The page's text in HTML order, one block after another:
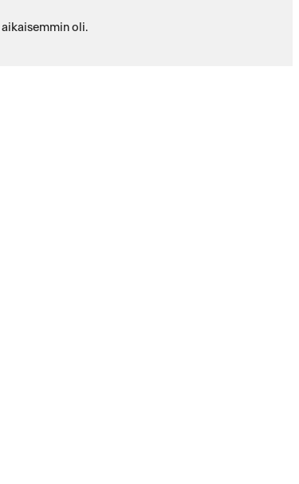
oli.